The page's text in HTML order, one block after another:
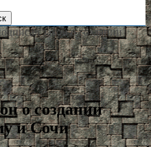
закон о создании
о создании
и Сочи